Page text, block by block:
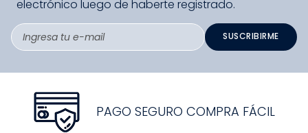
Elige una opción
Suscríbete a nuestro newsletter y obtén un 10% de